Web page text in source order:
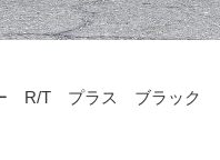
R/T プラス ブラック